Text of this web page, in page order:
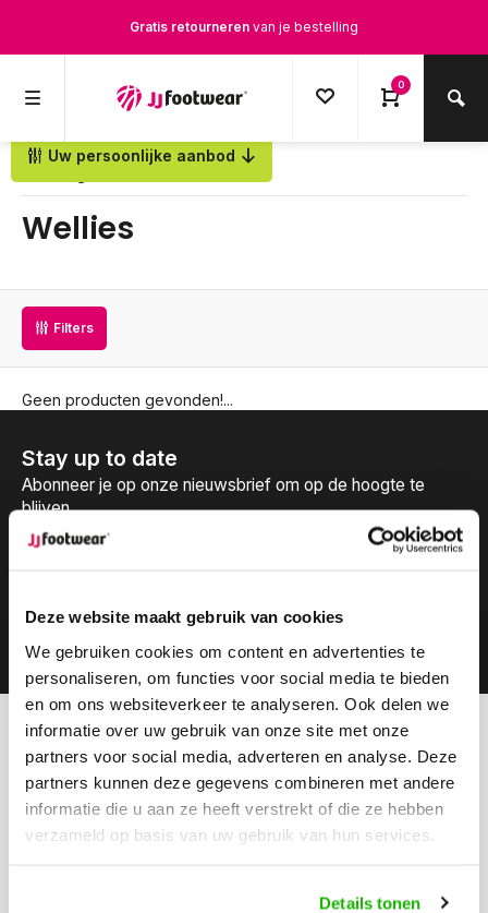
Deze website maakt gebruik van cookies
We gebruiken cookies om content en advertenties te
personaliseren, om functies voor social media te bieden
en om ons websiteverkeer te analyseren. Ook delen we
informatie over uw gebruik van onze site met onze
partners voor social media, adverteren en analyse. Deze
partners kunnen deze gegevens combineren met andere
informatie die u aan ze heeft verstrekt of die ze hebben
verzameld op basis van uw gebruik van hun services.
Details tonen
Gratis retourneren van je bestelling
0
Uw persoonlijke aanbod
Wellies
Filters
Geen producten gevonden!...
Stay up to date
Abonneer je op onze nieuwsbrief om op de hoogte te
blijven.
Kunnen we helpen?
Klantenservice:
Bel ons
0416-272223